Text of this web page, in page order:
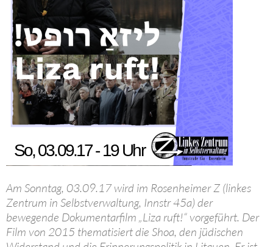
Am Sonntag, 03.09.17 wird im Rosenheimer Z (linkes
Zentrum in Selbstverwaltung, Innstr 45a) der
bewegende Dokumentarfilm „Liza ruft!“ vorgeführt. Der
Film von 2015 thematisiert die Shoa, den jüdischen